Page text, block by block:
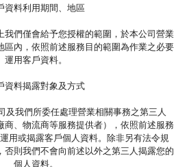
資料利用期間、地區
我們僅會給予您授權的範圍，於本公司營業
區內，依照前述服務目的範圍為作業之必要
運用客戶資料。
資料揭露對象及方式
我們所委任處理營業相關事務之第三人
商、物流商等服務提供者），依照前述服務
用或揭露客戶個人資料。除非另有法令規
否則我們不會向前述以外之第三人揭露您的
個人資料。